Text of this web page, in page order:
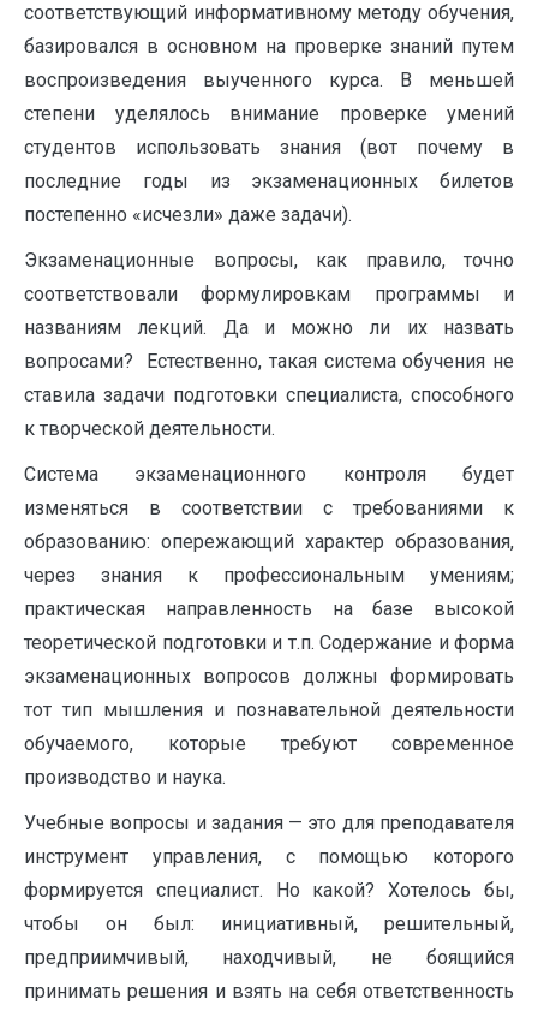
соответствующий информативному методу обучения,
базировался в основном на проверке знаний путем
воспроизведения выученного курса. В меньшей
степени уделялось внимание проверке умений
студентов использовать знания (вот почему в
последние годы из экзаменационных билетов
постепенно «исчезли» даже задачи).
Экзаменационные вопросы, как правило, точно
соответствовали формулировкам программы и
названиям лекций. Да и можно ли их назвать
вопросами? Естественно, такая система обучения не
ставила задачи подготовки специалиста, способного
к творческой деятельности.
Система экзаменационного контроля будет
изменяться в соответствии с требованиями к
образованию: опережающий характер образования,
через знания к профессиональным умениям;
практическая направленность на базе высокой
теоретической подготовки и т.п. Содержание и форма
экзаменационных вопросов должны формировать
тот тип мышления и познавательной деятельности
обучаемого, которые требуют современное
производство и наука.
Учебные вопросы и задания — это для преподавателя
инструмент управления, с помощью которого
формируется специалист. Но какой? Хотелось бы,
чтобы он был: инициативный, решительный,
предприимчивый, находчивый, не боящийся
принимать решения и взять на себя ответственность